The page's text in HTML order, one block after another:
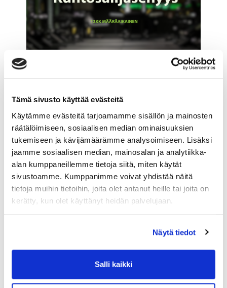
Tämä sivusto käyttää evästeitä
Käytämme evästeitä tarjoamamme sisällön ja mainosten
räätälöimiseen, sosiaalisen median ominaisuuksien
tukemiseen ja kävijämäärämme analysoimiseen. Lisäksi
jaamme sosiaalisen median, mainosalan ja analytiikka-
alan kumppaneillemme tietoja siitä, miten käytät
sivustoamme. Kumppanimme voivat yhdistää näitä
tietoja muihin tietoihin, joita olet antanut heille tai joita on
kerätty, kun olet käyttänyt heidän palvelujaan.
Näytä tiedot
Salli kaikki
GREENFIT PASILA, GYM 12KK SYYSKAMPANJA
369,00 €
Tuoteinfo